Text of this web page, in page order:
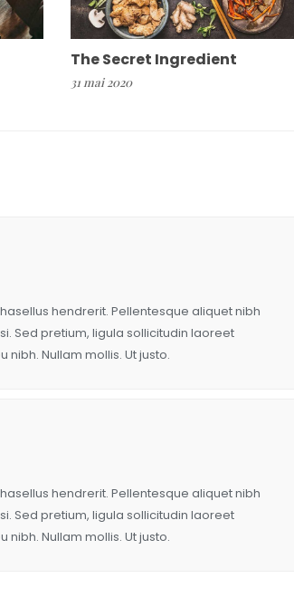
The Secret Ingredient
31 mai 2020
hendrerit. Pellentesque aliquet nibh
Sed pretium, ligula sollicitudin laoreet
Nullam mollis. Ut justo.
hendrerit. Pellentesque aliquet nibh
Sed pretium, ligula sollicitudin laoreet
Nullam mollis. Ut justo.